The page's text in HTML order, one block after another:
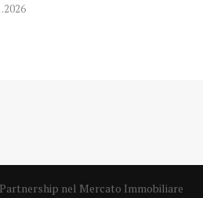
nel Mercato Immobiliare